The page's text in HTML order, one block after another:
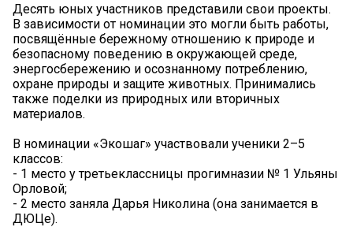
Десять юных участников представили свои проекты.
В зависимости от номинации это могли быть работы,
посвящённые бережному отношению к природе и
безопасному поведению в окружающей среде,
энергосбережению и осознанному потреблению,
охране природы и защите животных. Принимались
также поделки из природных или вторичных
материалов.
В номинации «Экошаг» участвовали ученики 2–5
классов:
- 1 место у третьеклассницы прогимназии № 1 Ульяны
Орловой;
- 2 место заняла Дарья Николина (она занимается в
ДЮЦе).